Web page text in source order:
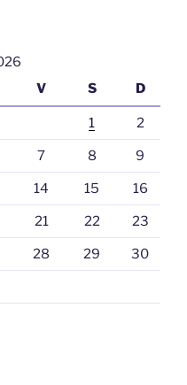
V S D
1 2
7 8 9
14 15 16
21 22 23
28 29 30